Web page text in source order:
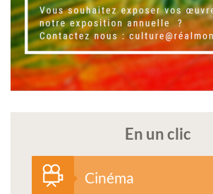
En un clic
Cinéma